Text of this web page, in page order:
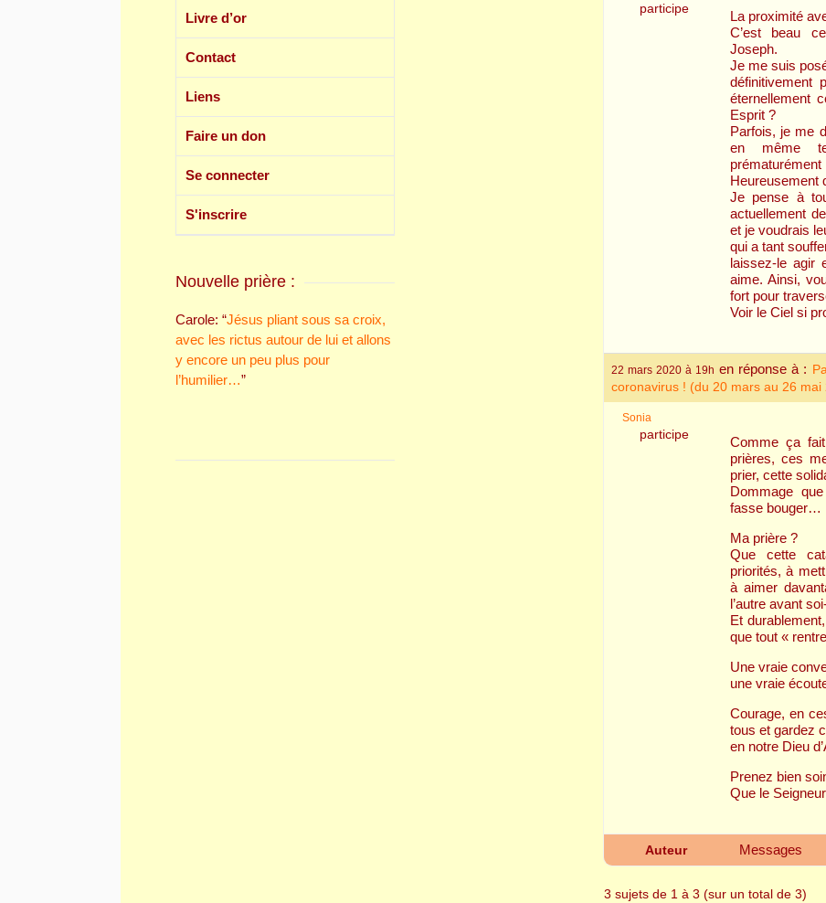
participe
La proximité
C’est beau
Joseph.
Je me suis
définitivement
éternellement
Esprit ?
Parfois, je me
en même
Heureusement
Je pense à
actuellement
et je voudrais
qui a tant
laissez-le agir
aime. Ainsi,
fort pour
Voir le Ciel si
22 mars 2020 à 19h en réponse à :
coronavirus ! (du 20 mars au 26 mai
Sonia
participe
Comme ça
prières, ces
prier, cette
Dommage
fasse bouger…
Ma prière ?
Que cette
priorités, à
à aimer
l’autre avant
Et
que tout «
Une vraie
une vraie
Courage, en
tous et gardez
en notre Dieu
Prenez bien
Que le
Auteur Messages
3 sujets de 1 à 3 (sur un total de 3)
Livre d’or
Contact
Liens
Faire un don
Se connecter
S'inscrire
Nouvelle prière :
Carole: “Jésus pliant sous sa croix,
avec les rictus autour de lui et allons
y encore un peu plus pour
l’humilier…”